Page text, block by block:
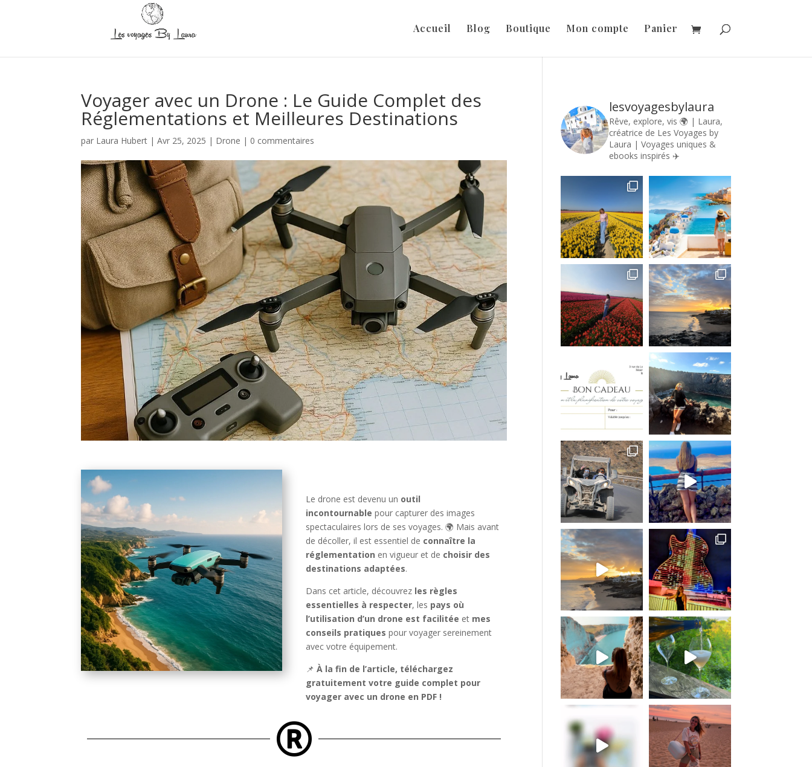
Accueil Blog Boutique Mon compte Panier
Voyager avec un Drone : Le Guide Complet des
Réglementations et Meilleures Destinations
par Laura Hubert |Avr 25, 2025 | Drone | 0 commentaires
Le drone est devenu un outil
incontournable pour capturer des images
spectaculaires lors de ses voyages. 🌍 Mais avant
de décoller, il est essentiel de connaître la
réglementation en vigueur et de choisir des
destinations adaptées.
Dans cet article, découvrez les règles
essentielles à respecter, les pays où
l’utilisation d’un drone est facilitée et mes
conseils pratiques pour voyager sereinement
avec votre équipement.
📌 À la fin de l’article, téléchargez
gratuitement votre guide complet pour
voyager avec un drone en PDF !

lesvoyagesbylaura
Rêve, explore, vis 🌍 | Laura,
créatrice de Les Voyages by
Laura | Voyages uniques &
ebooks inspirés ✈️